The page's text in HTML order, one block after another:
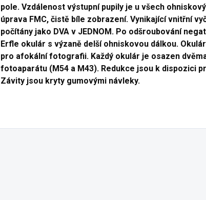
pole. Vzdálenost výstupní pupily je u všech
úprava FMC, čistě bíle zobrazení. Vynikající vnitřní
počítány jako DVA v JEDNOM. Po odšroubování
Erfle okulár s výzaně delší ohniskovou dálkou.
pro afokální fotografii. Každý okulár je osazen
fotoaparátu (M54 a M43). Redukce jsou k dispozici
Závity jsou kryty gumovými návleky.